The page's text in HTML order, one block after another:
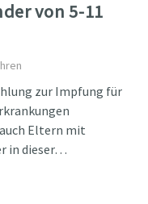
von 5-11
zur Impfung für
Eltern mit
in dieser…